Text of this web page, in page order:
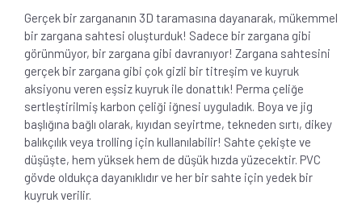
Gerçek bir zargananın 3D taramasına dayanarak, mükemmel
bir zargana sahtesi oluşturduk! Sadece bir zargana gibi
görünmüyor, bir zargana gibi davranıyor! Zargana sahtesini
gerçek bir zargana gibi çok gizli bir titreşim ve kuyruk
aksiyonu veren eşsiz kuyruk ile donattık! Perma çeliğe
sertleştirilmiş karbon çeliği iğnesi uyguladık. Boya ve jig
başlığına bağlı olarak, kıyıdan seyirtme, tekneden sırtı, dikey
balıkçılık veya trolling için kullanılabilir! Sahte çekişte ve
düşüşte, hem yüksek hem de düşük hızda yüzecektir. PVC
gövde oldukça dayanıklıdır ve her bir sahte için yedek bir
kuyruk verilir.